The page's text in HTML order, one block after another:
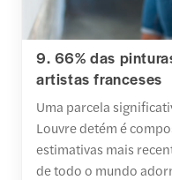
9. 66% das
artistas franceses
Uma parcela
Louvre detém é
estimativas mais
de todo o mundo